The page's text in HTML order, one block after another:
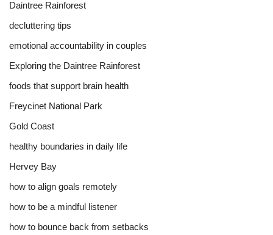
Daintree Rainforest
decluttering tips
emotional accountability in couples
Exploring the Daintree Rainforest
foods that support brain health
Freycinet National Park
Gold Coast
healthy boundaries in daily life
Hervey Bay
how to align goals remotely
how to be a mindful listener
how to bounce back from setbacks